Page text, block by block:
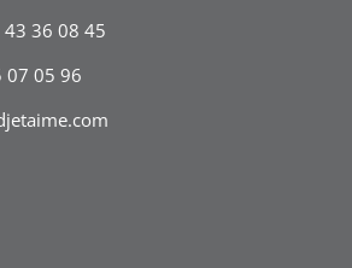
36 08 45
07 05 96